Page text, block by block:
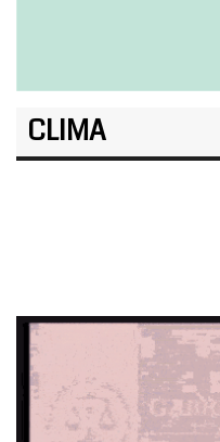
CLIMA